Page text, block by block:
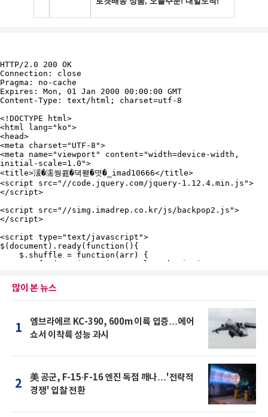
많이 본 뉴스
1
엠브라에르 KC-390, 600m 이륙 입증…에어
쇼서 이착륙 성능 과시
2
美 공군, F-15·F-16 엔진 독점 깨나…'전략적
경쟁' 입찰 전환